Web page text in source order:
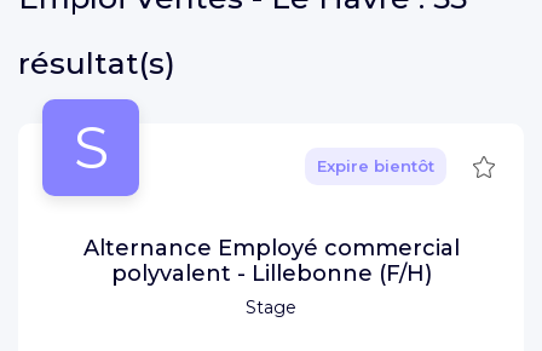
résultat(s)
S
Stage
Expire bientôt
Alternance Employé commercial
polyvalent - Lillebonne (F/H)